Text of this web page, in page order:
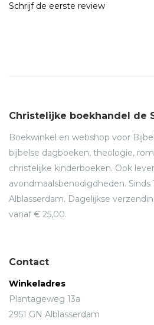
Schrijf de eerste review
Christelijke boekhandel de
Boekwinkel en webshop voor
bijbelse dagboeken, theologie,
christelijke kinderboeken. Ook
avondmaalsbenodigdheden. Sinds
Alblasserdam. Dagelijkse
vanaf € 25,00.
Contact
Winkeladres
Plantageweg 13a
2951 GN Alblasserdam